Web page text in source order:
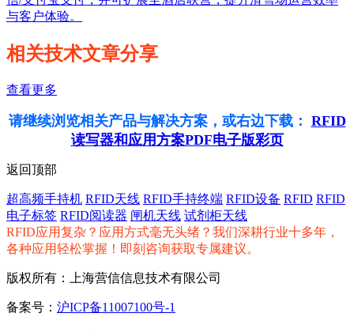
与客户体验。
相关技术文章分享
查看更多
请继续浏览相关产品与解决方案，或右边下载： RFID
读写器和应用方案PDF电子版彩页
返回顶部
超高频手持机 RFID天线 RFID手持终端 RFID设备 RFID RFID
电子标签 RFID阅读器 闸机天线 试剂柜天线
RFID应用复杂？应用方式毫无头绪？我们深耕行业十多年，
各种应用轻松掌握！即刻咨询获取专属建议。
版权所有：上海营信信息技术有限公司
备案号： 沪ICP备11007100号-1